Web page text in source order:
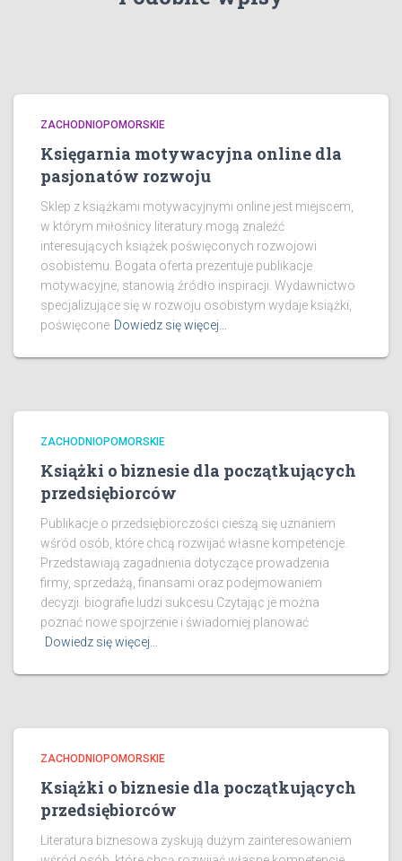
ZACHODNIOPOMORSKIE
Księgarnia motywacyjna online dla
pasjonatów rozwoju
Sklep z książkami motywacyjnymi online jest miejscem,
w którym miłośnicy literatury mogą znaleźć
interesujących książek poświęconych rozwojowi
osobistemu. Bogata oferta prezentuje publikacje
motywacyjne, stanowią źródło inspiracji. Wydawnictwo
specjalizujące się w rozwoju osobistym wydaje książki,
poświęcone Dowiedz się więcej…
ZACHODNIOPOMORSKIE
Książki o biznesie dla początkujących
przedsiębiorców
Publikacje o przedsiębiorczości cieszą się uznaniem
wśród osób, które chcą rozwijać własne kompetencje.
Przedstawiają zagadnienia dotyczące prowadzenia
firmy, sprzedażą, finansami oraz podejmowaniem
decyzji. biografie ludzi sukcesu Czytając je można
poznać nowe spojrzenie i świadomiej planować
Dowiedz się więcej…
ZACHODNIOPOMORSKIE
Książki o biznesie dla początkujących
przedsiębiorców
Literatura biznesowa zyskują dużym zainteresowaniem